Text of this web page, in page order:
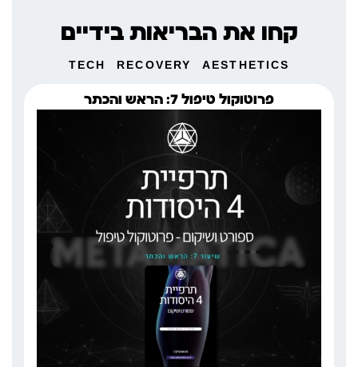
קחו את הבריאות בידיים
AESTHETICS
RECOVERY
TECH
פרוטוקול טיפול 7: הראש והכתר